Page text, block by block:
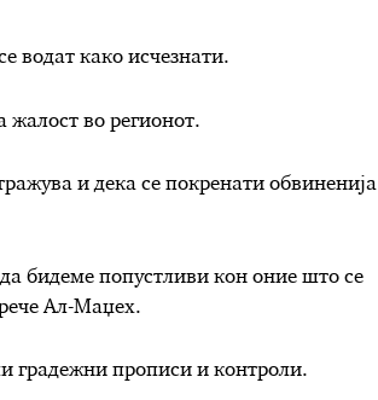
водат како исчезнати.
во регионот.
и дека се покренати обвиненија
бидеме попустливи кон оние што се
Ал-Маџех.
градежни прописи и контроли.